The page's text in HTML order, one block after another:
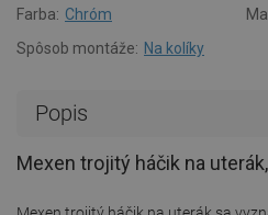
Farba: Chróm
Spôsob montáže: Na kolíky
Popis
Mexen trojitý háčik na